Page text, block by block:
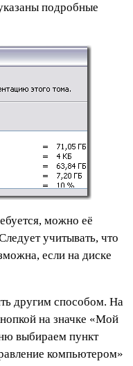
подробные
можно её
учитывать, что
если на диске
другим способом. На
на значке «Мой
выбираем пункт
компьютером»